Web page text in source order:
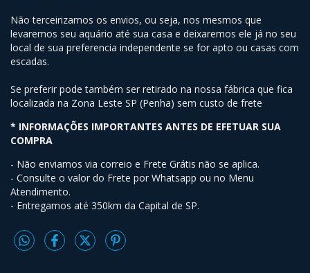
Não terceirizamos os envios, ou seja, nos mesmos que
levaremos seu aquário até sua casa e deixaremos ele já no seu
local de sua preferencia independente se for apto ou casas com
escadas.
Se preferir pode também ser retirado na nossa fábrica que fica
localizada na Zona Leste SP (Penha) sem custo de frete
* INFORMAÇÕES IMPORTANTES ANTES DE EFETUAR SUA
COMPRA
- Não enviamos via correio e Frete Grátis não se aplica.
- Consulte o valor do Frete por Whatsapp ou no Menu
Atendimento.
- Entregamos até 350km da Capital de SP.